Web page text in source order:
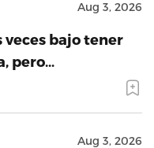
Aug 3, 2026
veces bajo tener
pero…
Aug 3, 2026